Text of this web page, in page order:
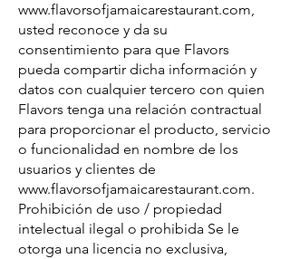
www.flavorsofjamaicarestaurant.com,
usted reconoce y da su
consentimiento para que Flavors
pueda compartir dicha información y
datos con cualquier tercero con quien
Flavors tenga una relación contractual
para proporcionar el producto, servicio
o funcionalidad en nombre de los
usuarios y clientes de
www.flavorsofjamaicarestaurant.com.
Prohibición de uso / propiedad
intelectual ilegal o prohibida Se le
otorga una licencia no exclusiva,